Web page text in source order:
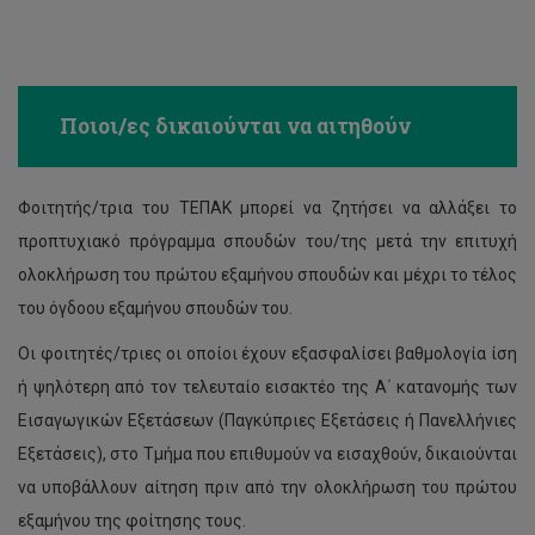
Πρόγραμμα θερινής διαμονής
Γενική ασφάλιση ατυχημάτων
Ποιοι/ες δικαιούνται να αιτηθούν
Φοιτητής/τρια του ΤΕΠΑΚ μπορεί να ζητήσει να αλλάξει το
προπτυχιακό πρόγραμμα σπουδών του/της μετά την επιτυχή
ολοκλήρωση του πρώτου εξαμήνου σπουδών και μέχρι το τέλος
του όγδοου εξαμήνου σπουδών του.
Οι φοιτητές/τριες οι οποίοι έχουν εξασφαλίσει βαθμολογία ίση
ή ψηλότερη από τον τελευταίο εισακτέο της Α΄ κατανομής των
Εισαγωγικών Εξετάσεων (Παγκύπριες Εξετάσεις ή Πανελλήνιες
Εξετάσεις), στο Τμήμα που επιθυμούν να εισαχθούν, δικαιούνται
να υποβάλλουν αίτηση πριν από την ολοκλήρωση του πρώτου
εξαμήνου της φοίτησης τους.